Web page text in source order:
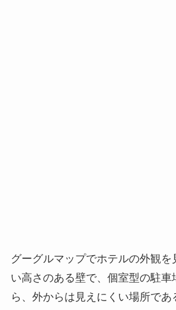
グーグルマップでホテルの外観を
い高さのある壁で、個室型の駐車
ら、外からは見えにくい場所であ